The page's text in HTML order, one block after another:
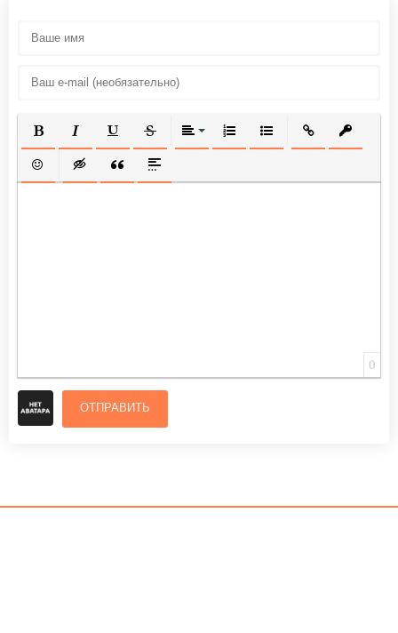
ПОЛУЖИРНЫЙ
КУРСИВПОДЧЕРКНУТЫЙ
ЗАЧЕРКНУТЫЙВЫРАВНИВАНИЕ
НУМЕРОВАННЫЙ СПИСОК
МАРКИРОВАННЫЙ
ВСТАВИТЬ
ВСТАВИТЬ СМАЙЛИК
ВСТАВКА СКРЫТОГО ТЕКСТА
ВСТАВКА ЦИТАТЫ
ВСТАВКА СПОЙЛЕРА
0
ОТПРАВИТЬ